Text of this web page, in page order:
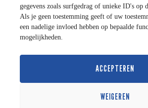
gegevens zoals surfgedrag of unieke ID's op
Als je geen toestemming geeft of uw
een nadelige invloed hebben op bepaalde
mogelijkheden.
ACCEPTEREN
WEIGEREN